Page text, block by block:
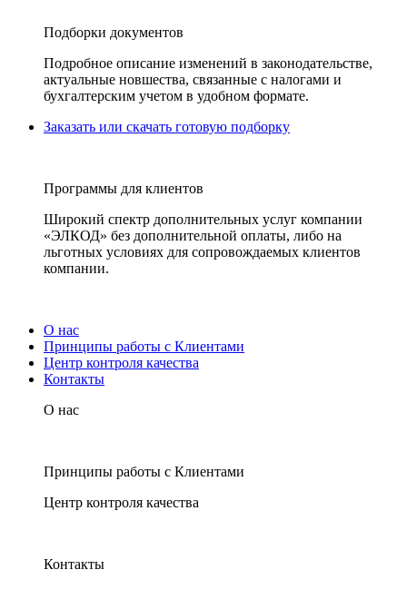
Подборки документов
Подробное описание изменений в законодательстве,
актуальные новшества, связанные с налогами и
бухгалтерским учетом в удобном формате.
Заказать или скачать готовую подборку
Программы для клиентов
Широкий спектр дополнительных услуг компании
«ЭЛКОД» без дополнительной оплаты, либо на
льготных условиях для сопровождаемых клиентов
компании.
О нас
Принципы работы с Клиентами
Центр контроля качества
Контакты
О нас
Принципы работы с Клиентами
Центр контроля качества
Контакты